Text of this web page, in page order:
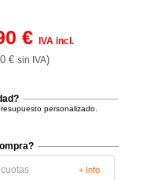
€ IVA incl.
€sin IVA)
personalizado.
+ Info